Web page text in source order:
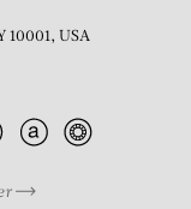
Mondes,
10001, USA